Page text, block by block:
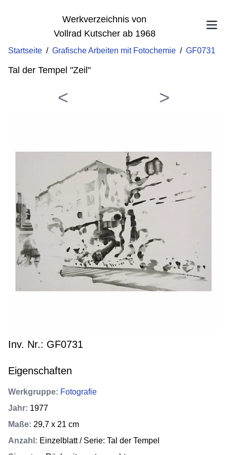
Werkverzeichnis von
Vollrad Kutscher ab 1968
Startseite / Grafische Arbeiten mit Fotochemie / GF0731
Tal der Tempel "Zeil"
Inv. Nr.: GF0731
Eigenschaften
Werkgruppe: Fotografie
Jahr: 1977
Maße: 29,7 x 21 cm
Anzahl : Einzelblatt / Serie: Tal der Tempel
< >